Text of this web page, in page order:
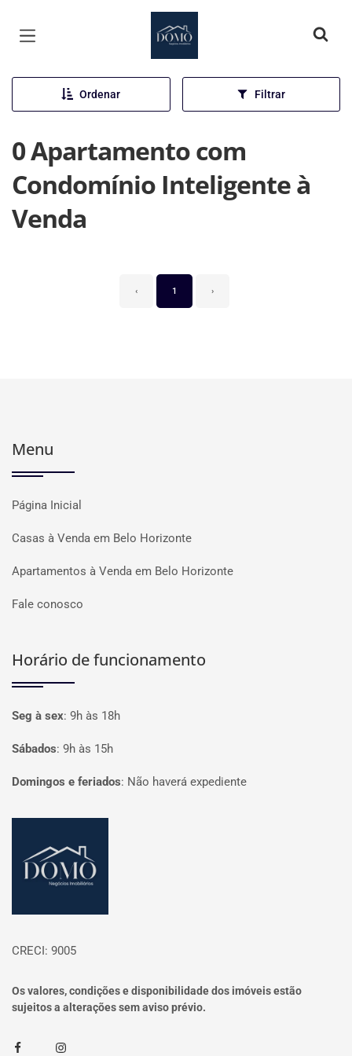
Página inicial
Ordenar Filtrar
0 Apartamento com
Condomínio Inteligente à
Venda
‹ 1 ›
Menu
Página Inicial
Casas à Venda em Belo Horizonte
Apartamentos à Venda em Belo Horizonte
Fale conosco
Horário de funcionamento
Seg à sex: 9h às 18h
Sábados: 9h às 15h
Domingos e feriados: Não haverá expediente
CRECI: 9005
Os valores, condições e disponibilidade dos imóveis estão
sujeitos a alterações sem aviso prévio.
FacebookInstagram